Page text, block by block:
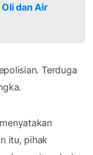
dan Air
Terduga
itu, pihak